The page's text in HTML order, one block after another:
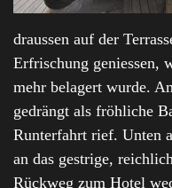
draussen auf der
Erfrischung geniessen,
mehr belagert wurde.
gedrängt als fröhliche
Runterfahrt rief. Unten
an das gestrige,
Rückweg zum Hotel